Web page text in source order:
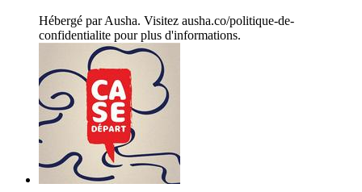
Hébergé par Ausha. Visitez ausha.co/politique-de-
confidentialite pour plus d'informations.